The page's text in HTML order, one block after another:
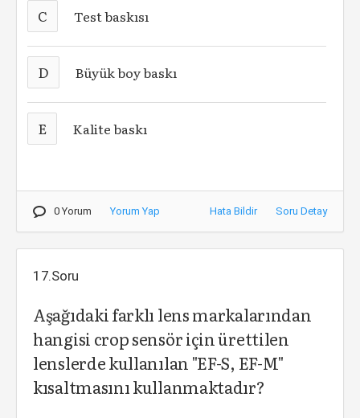
C Test baskısı
D Büyük boy baskı
E Kalite baskı
0 Yorum Yorum Yap Hata Bildir Soru Detay
17.Soru
Aşağıdaki farklı lens markalarından
hangisi crop sensör için ürettilen
lenslerde kullanılan "EF-S, EF-M"
kısaltmasını kullanmaktadır?